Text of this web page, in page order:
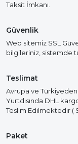
Taksit İmkanı.
Güvenlik
Web sitemiz SSL
bilgileriniz, sistemde
Teslimat
Avrupa ve
Yurtdısında DHL
Teslim Edilmektedir (
Paket